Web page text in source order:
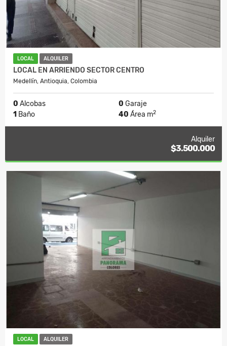
LOCAL ALQUILER
LOCAL EN ARRIENDO SECTOR CENTRO
Medellín, Antioquia, Colombia
0 Alcobas 0 Garaje
1 Baño 40 Área m2
Alquiler
$3.500.000
LOCAL ALQUILER